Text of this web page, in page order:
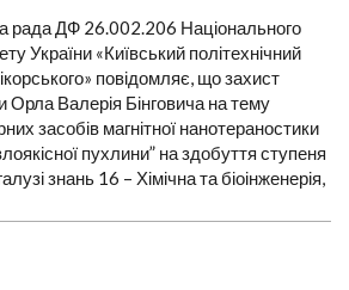
рада ДФ 26.002.206 Національного
України «Київський політехнічний
повідомляє, що захист
Орла Валерія Бінговича на тему
засобів магнітної нанотераностики
пухлини” на здобуття ступеня
знань 16 – Хімічна та біоінженерія,